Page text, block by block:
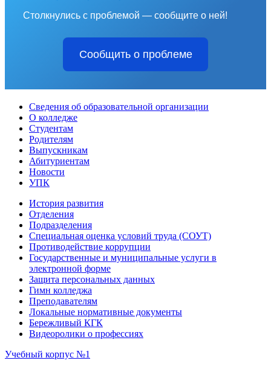
Столкнулись с проблемой — сообщите о ней!
Сообщить о проблеме
Сведения об образовательной организации
О колледже
Студентам
Родителям
Выпускникам
Абитуриентам
Новости
УПК
История развития
Отделения
Подразделения
Специальная оценка условий труда (СОУТ)
Противодействие коррупции
Государственные и муниципальные услуги в
электронной форме
Защита персональных данных
Гимн колледжа
Преподавателям
Локальные нормативные документы
Бережливый КГК
Видеоролики о профессиях
Учебный корпус №1